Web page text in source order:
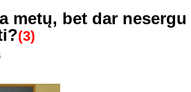
metų, bet dar
(3)